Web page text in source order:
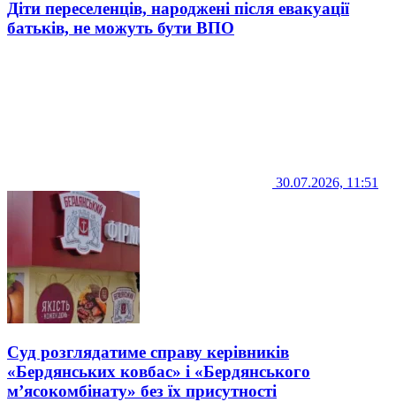
Діти переселенців, народжені після евакуації
батьків, не можуть бути ВПО
30.07.2026, 11:51
Суд розглядатиме справу керівників
«Бердянських ковбас» і «Бердянського
м’ясокомбінату» без їх присутності